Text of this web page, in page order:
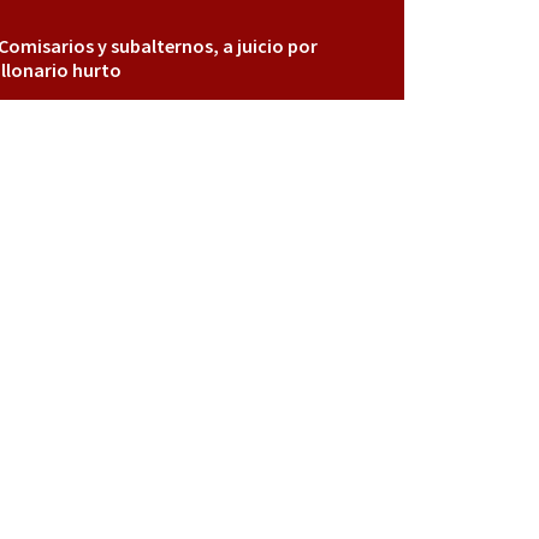
y subalternos, a juicio por
hurto